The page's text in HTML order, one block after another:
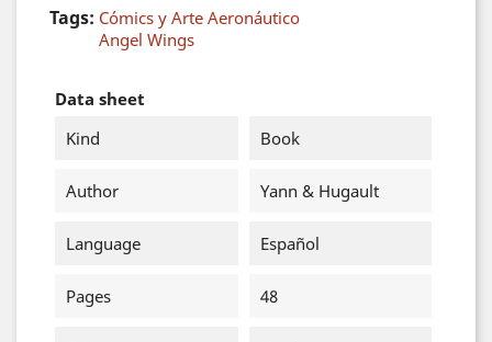
Tags: Cómics y Arte Aeronáutico
Angel Wings
Data sheet
Kind
Book
Author Yann & Hugault
Language Español
Pages 48